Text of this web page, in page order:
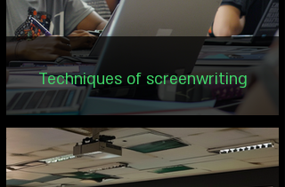
Techniques of screenwriting